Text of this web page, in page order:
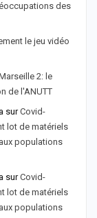
des
le jeu vidéo
2: le
de l'ANUTT
surCovid-
lot de matériels
populations
surCovid-
lot de matériels
populations